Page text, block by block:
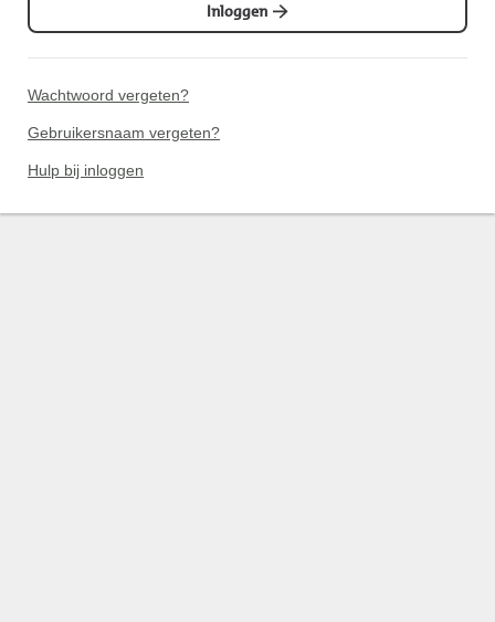
Inloggen
Wachtwoord vergeten?
Gebruikersnaam vergeten?
Hulp bij inloggen